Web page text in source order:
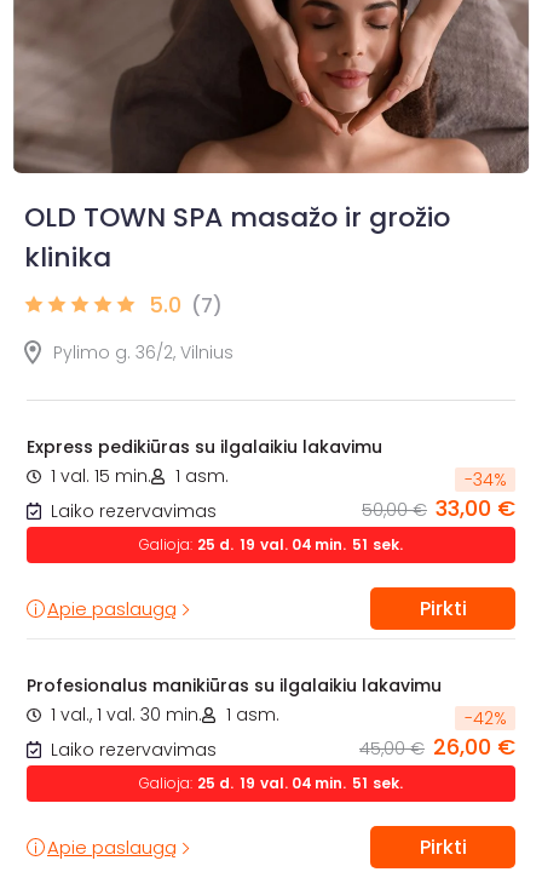
OLD TOWN SPA masažo ir grožio
klinika
5.0 (7)
Pylimo g. 36/2, Vilnius
Express pedikiūras su ilgalaikiu lakavimu
1 val. 15 min.
1 asm.
Laiko rezervavimas
-34%
50,00 € 33,00 €
Galioja: 25 d. 19 val. 04 min. 50 sek.
Apie paslaugą Pirkti
Profesionalus manikiūras su ilgalaikiu lakavimu
1 val., 1 val. 30 min.
1 asm.
Laiko rezervavimas
-42%
45,00 € 26,00 €
Galioja: 25 d. 19 val. 04 min. 50 sek.
Apie paslaugą Pirkti